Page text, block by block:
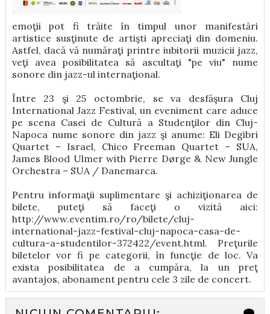
emoţii pot fi trăite în timpul unor manifestări
artistice susţinute de artişti apreciaţi din domeniu.
Astfel, dacă vă număraţi printre iubitorii muzicii jazz,
veţi avea posibilitatea să ascultaţi "pe viu" nume
sonore din jazz-ul internaţional.
Între 23 şi 25 octombrie, se va desfăşura Cluj
International Jazz Festival, un eveniment care aduce
pe scena Casei de Cultură a Studenţilor din Cluj-
Napoca nume sonore din jazz şi anume: Eli Degibri
Quartet – Israel, Chico Freeman Quartet – SUA,
James Blood Ulmer with Pierre Dørge & New Jungle
Orchestra – SUA / Danemarca.
Pentru informaţii suplimentare şi achiziţionarea de
bilete, puteţi să faceţi o vizită aici:
http://www.eventim.ro/ro/bilete/cluj-
international-jazz-festival-cluj-napoca-casa-de-
cultura-a-studentilor-372422/event.html. Preţurile
biletelor vor fi pe categorii, în funcţie de loc. Va
exista posibilitatea de a cumpăra, la un preţ
avantajos, abonament pentru cele 3 zile de concert.